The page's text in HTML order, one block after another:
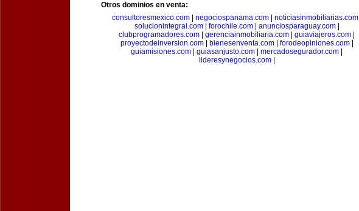
Otros dominios en venta:
consultoresmexico.com| negociospanama.com| noticiasinmobiliarias.com|
solucionintegral.com| forochile.com| anunciosparaguay.com|
clubprogramadores.com
gerenciainmobiliaria.com guiaviajeros.com
proyectodeinversion.com| bienesenventa.com| forodeopiniones.com|
guiamisiones.com
guiasanjusto.com mercadosegurador.com
lideresynegocios.com|